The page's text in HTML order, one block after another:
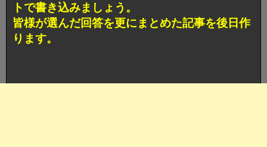
回
答
トで書き込みましょう。
皆様が選んだ回答を更にまとめた記事を後日作
ります。